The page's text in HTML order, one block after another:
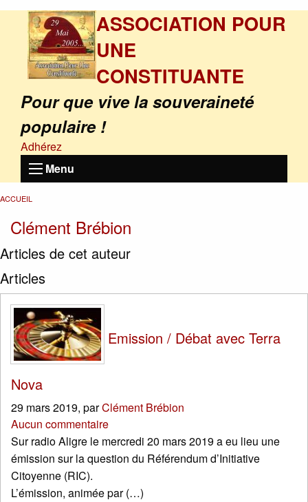
ASSOCIATION POUR
UNE
CONSTITUANTE
Pour que vive la souveraineté
populaire !
Adhérez
Menu
ACCUEIL
Clément Brébion
Articles de cet auteur
Articles
Emission / Débat avec Terra
Nova
29 mars 2019, parClément Brébion
Aucun commentaire
Sur radio Aligre le mercredi 20 mars 2019 a eu lieu une
émission sur la question du Référendum d’Initiative
Citoyenne (RIC).
L’émission, animée par (…)